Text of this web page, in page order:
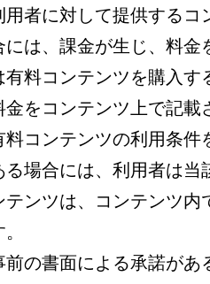
用者に対して提供する
には、課金が生じ、料金
有料コンテンツを購入
をコンテンツ上で記載
料コンテンツの利用条
場合には、利用者は当
テンツは、コンテンツ
前の書面による承諾が